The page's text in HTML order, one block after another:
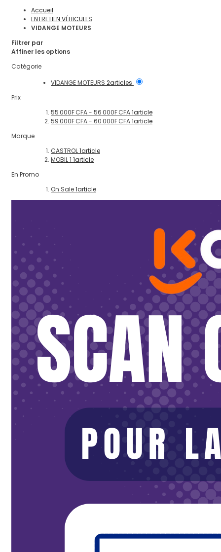
Accueil
ENTRETIEN VÉHICULES
VIDANGE MOTEURS
Filtrer par
Affiner les options
Catégorie
VIDANGE MOTEURS 2articles
Prix
55 000F CFA- 56 000F CFA1article
59 000F CFA- 60 000F CFA1article
Marque
CASTROL1article
MOBIL 1 1article
En Promo
On Sale1article